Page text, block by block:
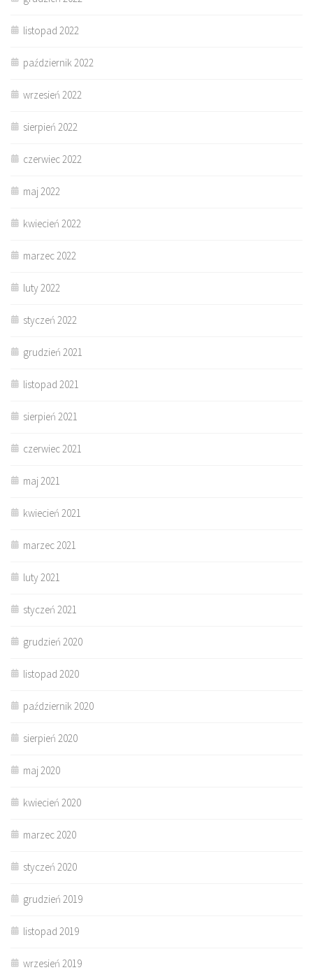
listopad 2022
październik 2022
wrzesień 2022
sierpień 2022
czerwiec 2022
maj 2022
kwiecień 2022
marzec 2022
luty 2022
styczeń 2022
grudzień 2021
listopad 2021
sierpień 2021
czerwiec 2021
maj 2021
kwiecień 2021
marzec 2021
luty 2021
styczeń 2021
grudzień 2020
listopad 2020
październik 2020
sierpień 2020
maj 2020
kwiecień 2020
marzec 2020
styczeń 2020
grudzień 2019
listopad 2019
wrzesień 2019